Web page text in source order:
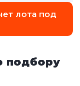
лота под
подбору